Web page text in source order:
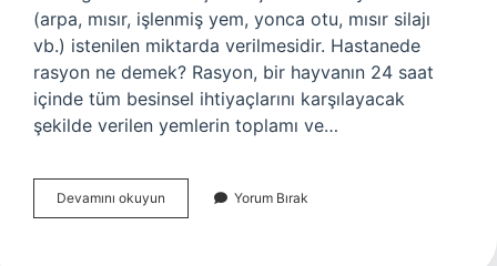
(arpa, mısır, işlenmiş yem, yonca otu, mısır silajı
vb.) istenilen miktarda verilmesidir. Hastanede
rasyon ne demek? Rasyon, bir hayvanın 24 saat
içinde tüm besinsel ihtiyaçlarını karşılayacak
şekilde verilen yemlerin toplamı ve…
Devamını okuyun
Kaydı
Yorum Bırak